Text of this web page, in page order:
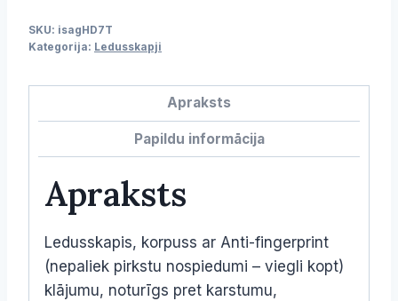
SHINE
HD7T
SKU: isagHD7T
Kategorija: Ledusskapji
Apraksts
Papildu informācija
Apraksts
Ledusskapis, korpuss ar Anti-fingerprint
(nepaliek pirkstu nospiedumi – viegli kopt)
klājumu, noturīgs pret karstumu,